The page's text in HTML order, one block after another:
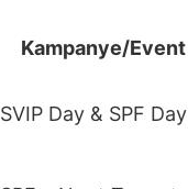
Kampanye/Event
SVIP Day & SPF Day